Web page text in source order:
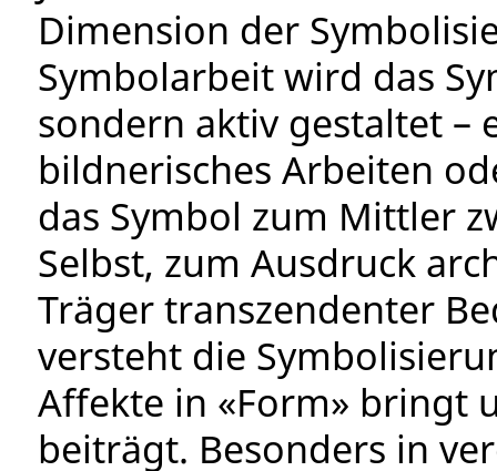
Dimension der
Symbolarbeit wird das
sondern aktiv gestaltet
bildnerisches Arbeiten
das Symbol zum Mittler
Selbst, zum Ausdruck
Träger transzendenter
versteht die
Affekte in «Form» bringt
beiträgt. Besonders in